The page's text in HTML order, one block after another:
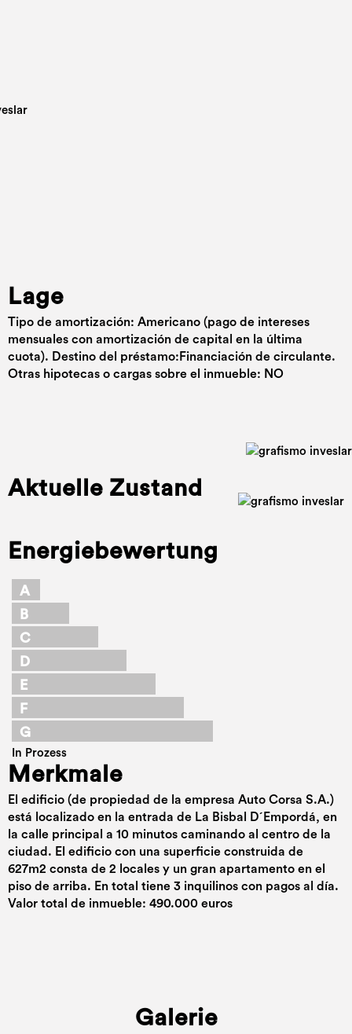
Lage
Tipo de amortización: Americano (pago de intereses
mensuales con amortización de capital en la última
cuota). Destino del préstamo:Financiación de circulante.
Otras hipotecas o cargas sobre el inmueble: NO
Aktuelle Zustand
Energiebewertung
A
B
C
D
E
F
G
In Prozess
Merkmale
El edificio (de propiedad de la empresa Auto Corsa S.A.)
está localizado en la entrada de La Bisbal D´Empordá, en
la calle principal a 10 minutos caminando al centro de la
ciudad. El edificio con una superficie construida de
627m2 consta de 2 locales y un gran apartamento en el
piso de arriba. En total tiene 3 inquilinos con pagos al día.
Valor total de inmueble: 490.000 euros
Galerie